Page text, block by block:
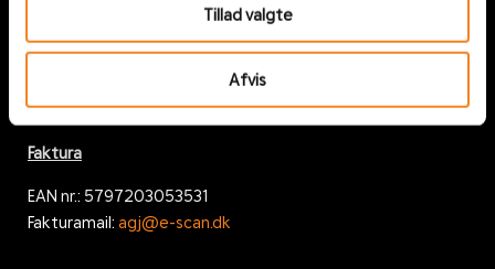
Tillad valgte
Afvis
Job hos AGJ
Faktura
EAN nr.: 5797203053531
Fakturamail:agj@e-scan.dk